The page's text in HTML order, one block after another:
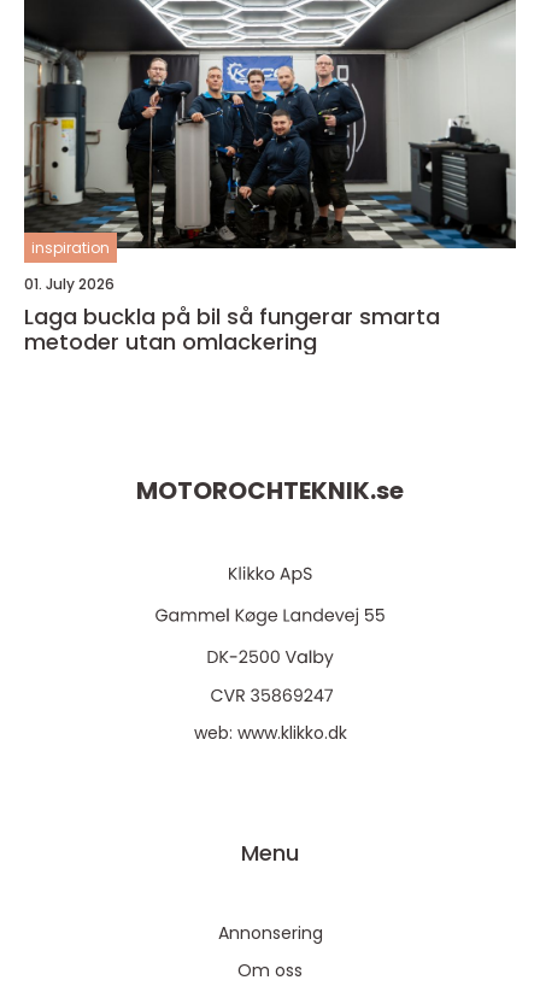
inspiration
01. July 2026
Laga buckla på bil så fungerar smarta
metoder utan omlackering
MOTOROCHTEKNIK.se
web: www.klikko.dk
Menu
Annonsering
Om oss